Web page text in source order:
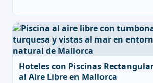
Hoteles con Piscinas
al Aire Libre en Mallorca